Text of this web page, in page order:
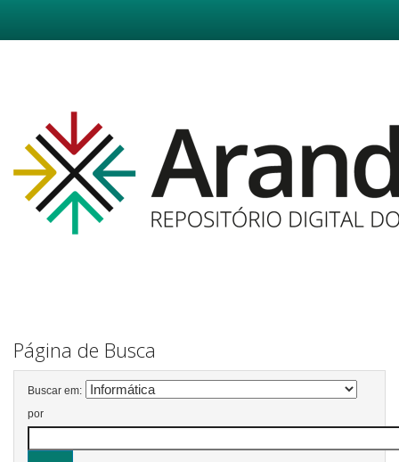
Página de Busca
Buscar em:
por